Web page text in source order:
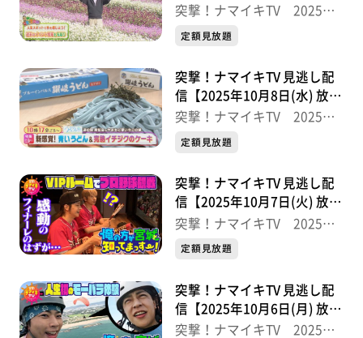
分】
突撃！ナマイキTV 2025後
半
定額見放題
突撃！ナマイキTV 見逃し配
信【2025年10月8日(水) 放送
分】
突撃！ナマイキTV 2025後
半
定額見放題
突撃！ナマイキTV 見逃し配
信【2025年10月7日(火) 放送
分】
突撃！ナマイキTV 2025後
半
定額見放題
突撃！ナマイキTV 見逃し配
信【2025年10月6日(月) 放送
分】
突撃！ナマイキTV 2025後